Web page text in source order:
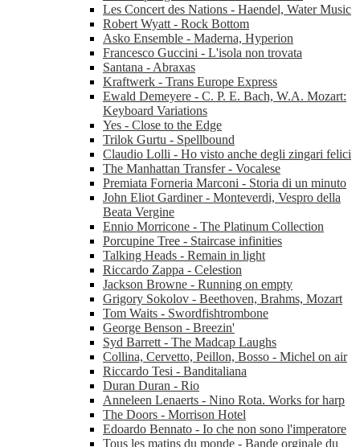
Les Concert des Nations - Haendel, Water Music
Robert Wyatt - Rock Bottom
Asko Ensemble - Maderna, Hyperion
Francesco Guccini - L'isola non trovata
Santana - Abraxas
Kraftwerk - Trans Europe Express
Ewald Demeyere - C. P. E. Bach, W.A. Mozart:
Keyboard Variations
Yes - Close to the Edge
Trilok Gurtu - Spellbound
Claudio Lolli - Ho visto anche degli zingari felici
The Manhattan Transfer - Vocalese
Premiata Forneria Marconi - Storia di un minuto
John Eliot Gardiner - Monteverdi, Vespro della
Beata Vergine
Ennio Morricone - The Platinum Collection
Porcupine Tree - Staircase infinities
Talking Heads - Remain in light
Riccardo Zappa - Celestion
Jackson Browne - Running on empty
Grigory Sokolov - Beethoven, Brahms, Mozart
Tom Waits - Swordfishtrombone
George Benson - Breezin'
Syd Barrett - The Madcap Laughs
Collina, Cervetto, Peillon, Bosso - Michel on air
Riccardo Tesi - Banditaliana
Duran Duran - Rio
Anneleen Lenaerts - Nino Rota. Works for harp
The Doors - Morrison Hotel
Edoardo Bennato - Io che non sono l'imperatore
Tous les matins du monde - Bande orginale du